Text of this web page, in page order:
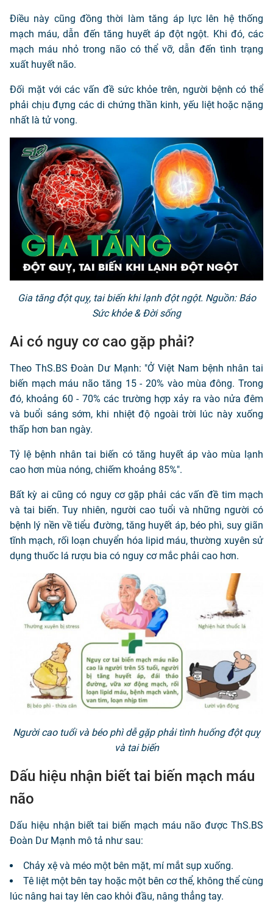
Điều này cũng đồng thời làm tăng áp lực lên hệ thống
mạch máu, dẫn đến tăng huyết áp đột ngột. Khi đó, các
mạch máu nhỏ trong não có thể vỡ, dẫn đến tình trạng
xuất huyết não.
Đối mặt với các vấn đề sức khỏe trên, người bệnh có thể
phải chịu đựng các di chứng thần kinh, yếu liệt hoặc nặng
nhất là tử vong.
Gia tăng đột quỵ, tai biến khi lạnh đột ngột. Nguồn: Báo
Sức khỏe & Đời sống
Ai có nguy cơ cao gặp phải?
Theo ThS.BS Đoàn Dư Mạnh: "Ở Việt Nam bệnh nhân tai
biến mạch máu não tăng 15 - 20% vào mùa đông. Trong
đó, khoảng 60 - 70% các trường hợp xảy ra vào nửa đêm
và buổi sáng sớm, khi nhiệt độ ngoài trời lúc này xuống
thấp hơn ban ngày.
Tỷ lệ bệnh nhân tai biến có tăng huyết áp vào mùa lạnh
cao hơn mùa nóng, chiếm khoảng 85%".
Bất kỳ ai cũng có nguy cơ gặp phải các vấn đề tim mạch
và tai biến. Tuy nhiên, người cao tuổi và những người có
bệnh lý nền về tiểu đường, tăng huyết áp, béo phì, suy giãn
tĩnh mạch, rối loạn chuyển hóa lipid máu, thường xuyên sử
dụng thuốc lá rượu bia có nguy cơ mắc phải cao hơn.
Người cao tuổi và béo phì dễ gặp phải tình huống đột quỵ
và tai biến
Dấu hiệu nhận biết tai biến mạch máu
não
Dấu hiệu nhận biết tai biến mạch máu não được ThS.BS
Đoàn Dư Mạnh mô tả như sau:
Chảy xệ và méo một bên mặt, mí mắt sụp xuống.
Tê liệt một bên tay hoặc một bên cơ thể, không thể cùng
lúc nâng hai tay lên cao khỏi đầu, nâng thẳng tay.